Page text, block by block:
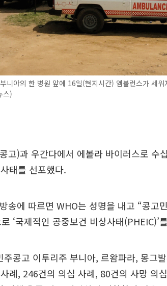
니아의 한 병원 앞에 16일(현지시간) 앰뷸런스가 세워
스)
고)과 우간다에서 에볼라 바이러스로 수
태를 선포했다.
송에 따르면 WHO는 성명을 내고 “콩고
‘국제적인 공중보건 비상사태(PHEIC)’
콩고 이투리주 부니아, 르왐파라, 몽그
례, 246건의 의심 사례, 80건의 사망 의